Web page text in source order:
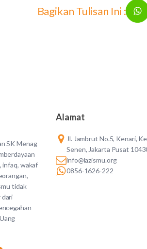
Bagikan Tulisan Ini :
SK Menag
infaq, wakaf
tidak
dari
Alamat
Jl. Jambrut No.5, Kenari,
Senen, Jakarta Pusat
info@lazismu.org
0856-1626-222